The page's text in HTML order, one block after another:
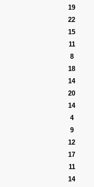
19
22
15
11
8
18
14
20
14
4
9
12
17
11
14